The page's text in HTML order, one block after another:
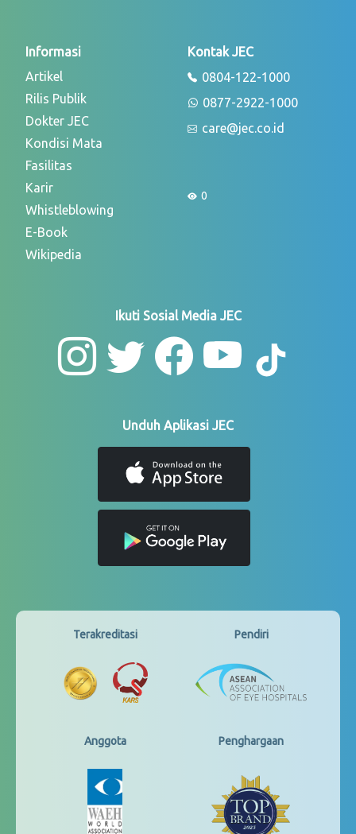
Informasi
Artikel
Rilis Publik
Dokter JEC
Kondisi Mata
Fasilitas
Karir
Whistleblowing
E-Book
Wikipedia
Kontak JEC
0804-122-1000
0877-2922-1000
care@jec.co.id
0
Ikuti Sosial Media JEC
Unduh Aplikasi JEC
Terakreditasi Pendiri
Anggota Penghargaan